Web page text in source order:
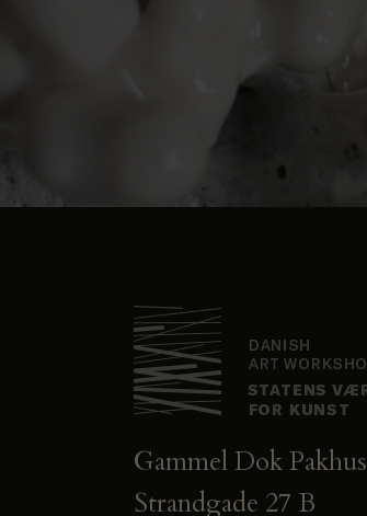
Gammel Dok Pakhus
Strandgade 27 B